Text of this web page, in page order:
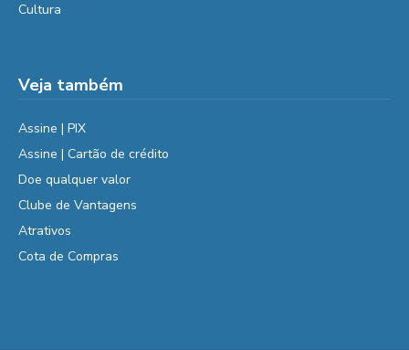
Cultura
Veja também
Assine | PIX
Assine | Cartão de crédito
Doe qualquer valor
Clube de Vantagens
Atrativos
Cota de Compras